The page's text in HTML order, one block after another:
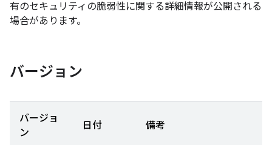
有のセキュリティの脆弱性に関する詳細情報が公開される
場合があります。
バージョン
バージョ
ン
日付 備考